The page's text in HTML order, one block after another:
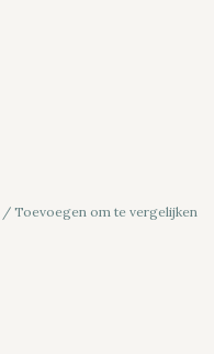
/ Toevoegen om te vergelijken